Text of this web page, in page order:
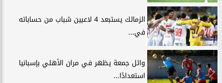
الزمالك يستبعد 4 لاعبين شباب من حساباته
في...
وائل جمعة يظهر في مران الأهلي بإسبانيا
استعدادًا...